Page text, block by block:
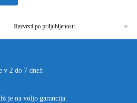
v 2 do 7 dneh
je na voljo garancija.